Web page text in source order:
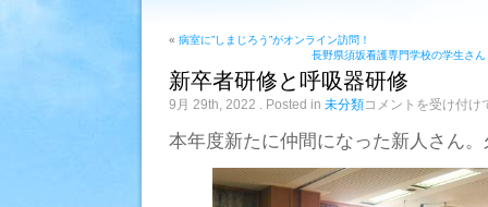
« 病室に”しまじろう”がオンライン訪問！
長野県須坂看護専門学校の学生さ
新卒者研修と呼吸器研修
9月 29th, 2022 . Posted in 未分類新
研
と
呼
コメントを受け付け
本年度新たに仲間になった新人さん